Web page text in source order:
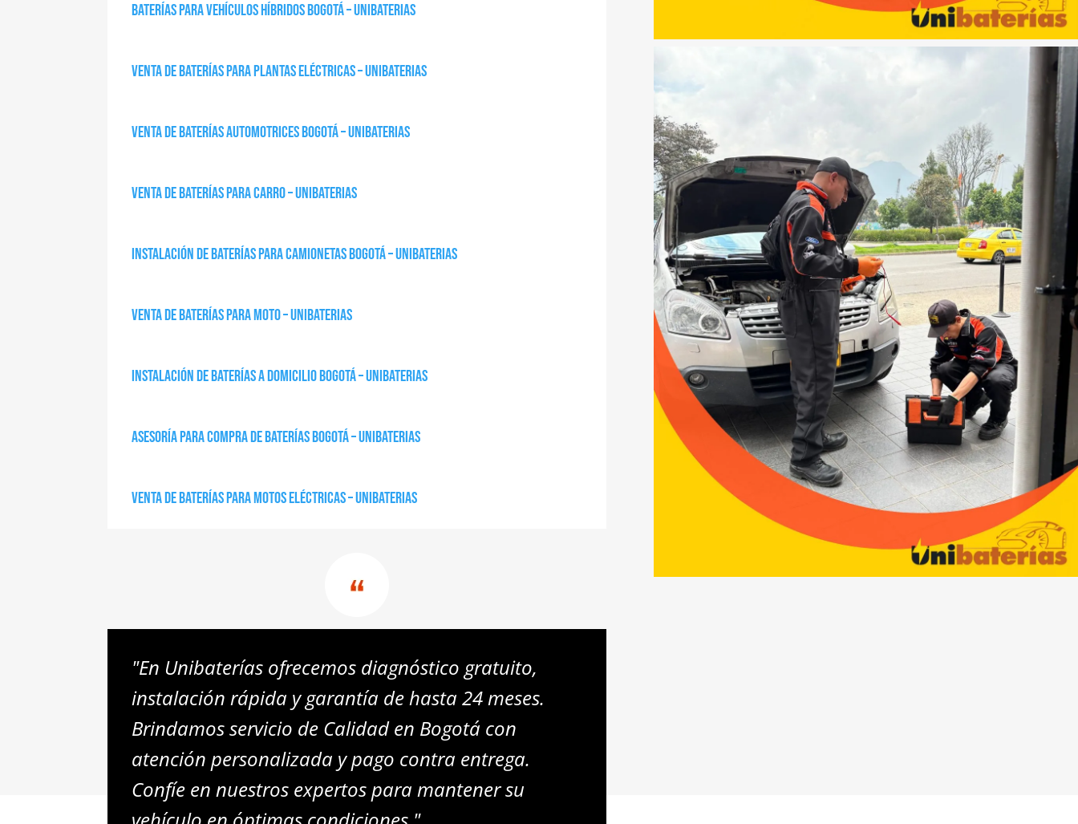
Baterías para vehículos híbridos Bogotá – Unibaterias
Venta de baterías para plantas eléctricas – Unibaterias
Venta de baterías automotrices Bogotá – Unibaterias
Venta de baterías para carro – Unibaterias
Instalación de baterías para camionetas Bogotá – Unibaterias
Venta de baterías para moto – Unibaterias
Instalación de baterías a domicilio Bogotá – Unibaterias
Asesoría para compra de baterías Bogotá – Unibaterias
Venta de baterías para motos eléctricas – Unibaterias
"En Unibaterías ofrecemos diagnóstico gratuito,
instalación rápida y garantía de hasta 24 meses.
Brindamos servicio de Calidad en Bogotá con
atención personalizada y pago contra entrega.
Confíe en nuestros expertos para mantener su